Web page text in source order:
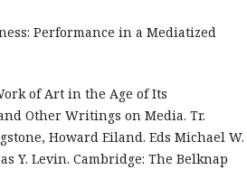
Performance in a Mediatized
of Art in the Age of Its
Other Writings on Media. Tr.
Howard Eiland. Eds Michael W.
Y. Levin. Cambridge: The Belknap